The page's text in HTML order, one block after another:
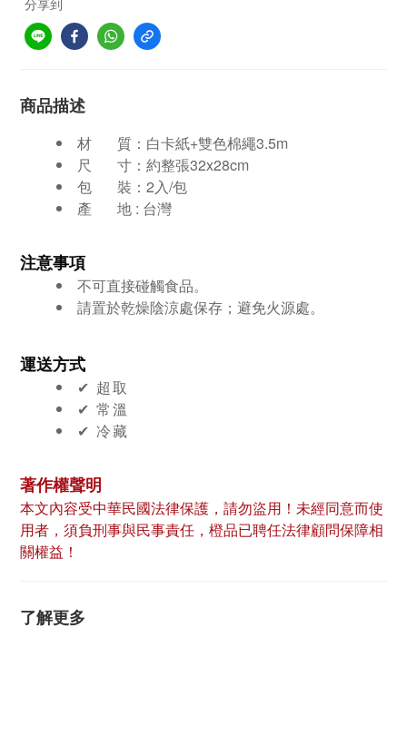
分享到
商品描述
材 質： 白卡紙+雙色棉繩3.5m
尺 寸： 約整張32x28cm
包 裝：2入/包
產 地 : 台灣
注意事項
不可直接碰觸食品。
請置於乾燥陰涼處保存；避免火源處。
運送方式
✔︎ 超取
✔︎ 常溫
✔︎ 冷藏
著作權聲明
本文內容受中華民國法律保護，請勿盜用！未經同意而使
用者，須負刑事與民事責任，橙品已聘任法律顧問保障相
關權益！
了解更多